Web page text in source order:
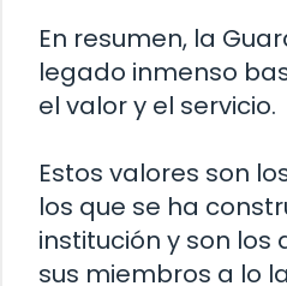
En resumen, la
legado inmenso
el valor y el servicio.
Estos valores son
los que se ha
institución y son los
sus miembros a lo